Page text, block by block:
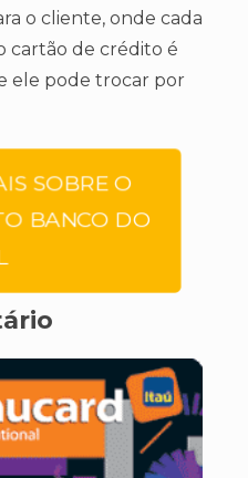
o cliente, onde cada
cartão de crédito é
ele pode trocar por
SOBRE O
BANCO DO